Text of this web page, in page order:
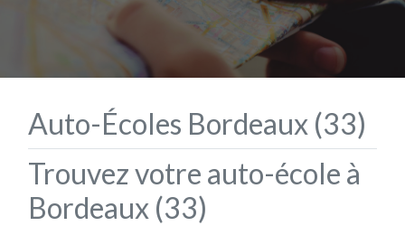
Auto-Écoles Bordeaux (33)
Trouvez votre auto-école à
Bordeaux (33)